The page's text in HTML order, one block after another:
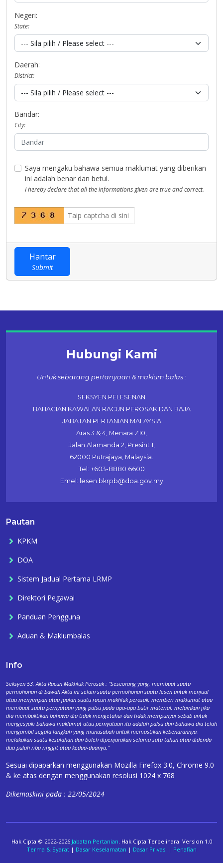
Negeri:
State:
Daerah:
District:
Bandar:
City:
Saya mengaku bahawa semua maklumat yang diberikan
ini adalah benar dan betul.
I hereby declare that all the informations given are true and correct.
Hantar
Submit
Hubungi Kami
Untuk sebarang pertanyaan & maklum balas :
SEKSYEN PELESENAN
BAHAGIAN KAWALAN RACUN PEROSAK DAN BAJA
JABATAN PERTANIAN MALAYSIA
Aras 3 & 4, Menara Z10,
Jalan Alamanda 2, Presint 1,
62000 Putrajaya, Malaysia.
Tel: +603-8880 6600
Emel: lesen.bkrpb@doa.gov.my
Pautan
KPKM
DOA
Sistem Jadual Pertama LRMP
Direktori Pegawai
Panduan Pengguna
Aduan & Maklumbalas
Info
Seksyen 53, Akta Racun Makhluk Perosak : "Seseorang yang, membuat suatu
permohonan di bawah Akta ini selain suatu permohonan suatu lesen untuk menjual
atau menyimpan atau jualan suatu racun makhluk perosak, memberi maklumat atau
membuat suatu pernyataan yang palsu pada apa-apa butir material, melainkan jika
dia membuktikan bahawa dia tidak mengetahui dan tidak mempunyai sebab untuk
mengesyaki bahawa maklumat atau pernyataan itu adalah palsu dan bahawa dia telah
mengambil segala langkah yang munasabah untuk memastikan kebenarannya,
melakukan suatu kesalahan dan boleh dipenjarakan selama satu tahun atau didenda
dua puluh ribu ringgit atau kedua-duanya."
Sesuai dipaparkan menggunakan Mozilla Firefox 3.0, Chrome 9.0
& ke atas dengan menggunakan resolusi 1024 x 768
Dikemaskini pada : 22/05/2024
Hak Cipta © 2022-2026 Jabatan Pertanian. Hak Cipta Terpelihara. Version 1.0
Terma & Syarat| Dasar Keselamatan | Dasar Privasi | Penafian